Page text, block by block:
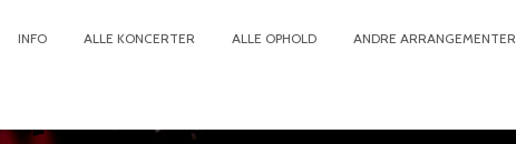
INFO ALLE KONCERTER ALLE OPHOLD ANDRE ARRANGEMENTER